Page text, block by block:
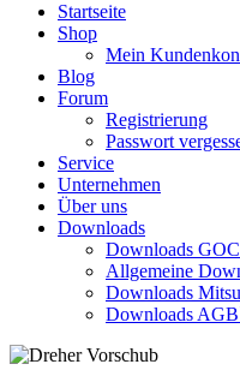
Startseite
Shop
Mein
Blog
Forum
Registrierung
Passwort
Service
Unternehmen
Über uns
Downloads
Downloads
Allgemeine
Downloads
Downloads